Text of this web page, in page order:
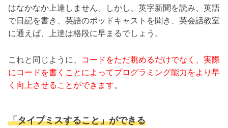
はなかなか上達しません。しかし、英字新聞を読み、英語
で日記を書き、英語のポッドキャストを聞き、英会話教室
に通えば、上達は格段に早まるでしょう。
これと同じように、
コードをただ眺めるだけでなく、実際
にコードを書くことによってプログラミング能力をより早
く向上させることができます。
「タイプミスすること」ができる